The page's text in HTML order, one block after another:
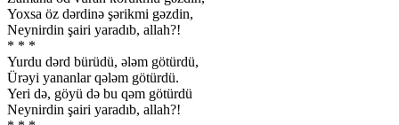
Yoxsa öz dərdinə şərikmi gəzdin,
Neynirdin şairi yaradıb, allah?!
* * *
Yurdu dərd bürüdü, ələm götürdü,
Ürəyi yananlar qələm götürdü.
Yeri də, göyü də bu qəm götürdü
Neynirdin şairi yaradıb, allah?!